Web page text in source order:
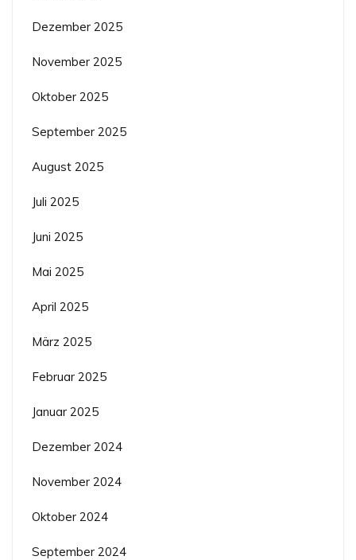
Dezember 2025
November 2025
Oktober 2025
September 2025
August 2025
Juli 2025
Juni 2025
Mai 2025
April 2025
März 2025
Februar 2025
Januar 2025
Dezember 2024
November 2024
Oktober 2024
September 2024